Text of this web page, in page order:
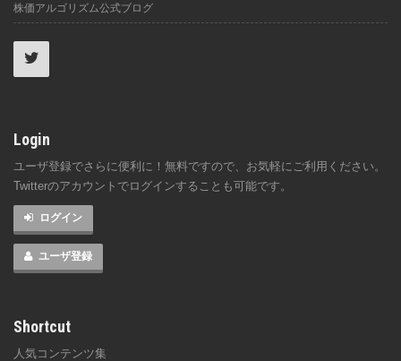
株価アルゴリズム公式ブログ
Login
ユーザ登録でさらに便利に！無料ですので、お気軽にご利用ください。
Twitterのアカウントでログインすることも可能です。
ログイン
ユーザ登録
Shortcut
人気コンテンツ集